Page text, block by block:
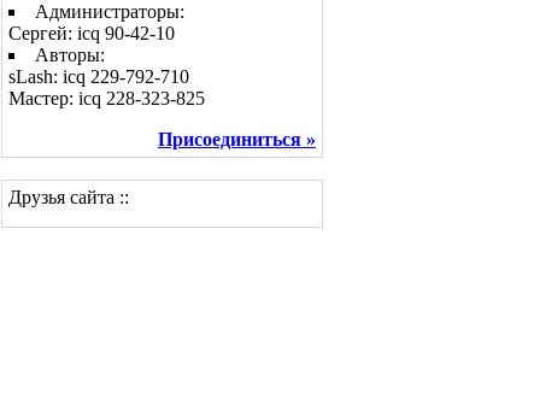
Администраторы:
Сергей: icq 90-42-10
Авторы:
sLash: icq 229-792-710
Мастер: icq 228-323-825
Присоединиться »
Друзья сайта ::